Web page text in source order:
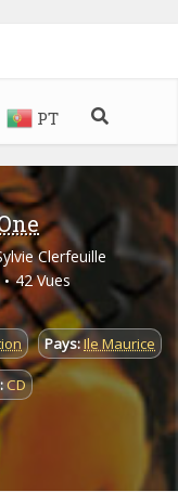
PT
Clerfeuille
42 Vues
Pays:Ile Maurice
CD